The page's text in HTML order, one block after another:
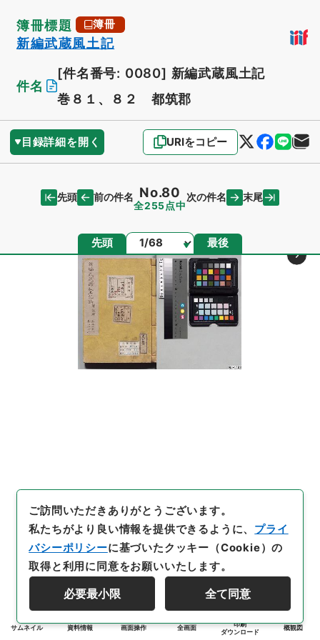
簿冊標題 簿冊
新編武蔵風土記
件名
[件名番号: 0080] 新編武蔵風土記
巻８１、８２ 都筑郡
目録詳細を開く URIをコピー
先頭 前の件名 No.80
全255点中
次の件名 末尾
先頭 ページ 最後
サムネイル 資料情報 画面操作 全画面
印刷
ダウンロード
概観図
ご訪問いただきありがとうございます。
私たちがより良い情報を提供できるように、 プライ
バシーポリシーに基づいたクッキー（Cookie）の
取得と利用に同意をお願いいたします。
必要最小限 全て同意